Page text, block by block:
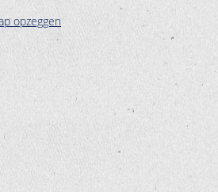
opzeggen